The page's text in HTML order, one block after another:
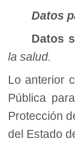
Datos
Datos
la salud.
Lo anterior
Pública
Protección
del Estado